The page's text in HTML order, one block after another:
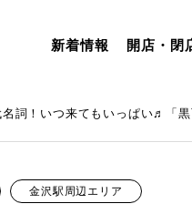
新着情報 開店・閉
詞！いつ来てもいっぱい♬「黒
金沢駅周辺エリア